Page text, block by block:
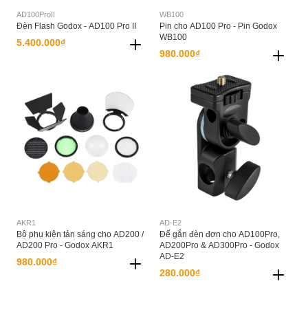
AD100ProII
Đèn Flash Godox - AD100 Pro II
5.400.000₫
WB100
Pin cho AD100 Pro - Pin Godox
WB100
980.000₫
AKR1
Bộ phụ kiện tản sáng cho AD200 /
AD200 Pro - Godox AKR1
980.000₫
AD-E2
Đế gắn đèn đơn cho AD100Pro,
AD200Pro & AD300Pro - Godox
AD-E2
280.000₫